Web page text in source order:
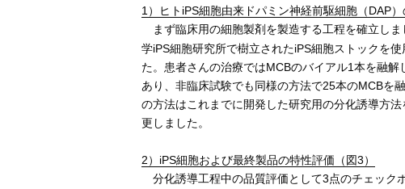
1）ヒトiPS細胞由来ドパミン神経前駆細胞（DAP）
まず臨床用の細胞製剤を製造する工程を確立し
学iPS細胞研究所で樹立されたiPS細胞ストックを
た。患者さんの治療ではMCBのバイアル1本を融
あり、非臨床試験でも同様の方法で25本のMCBを
の方法はこれまでに開発した研究用の分化誘導方
更しました。
2）iPS細胞および最終製品の特性評価（図3）
分化誘導工程中の品質評価として3点のチェック